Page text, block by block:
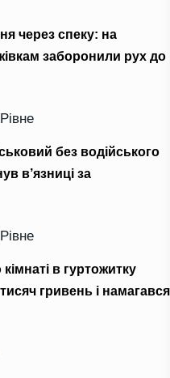
через спеку: на
заборонили рух до
без водійського
в’язниці за
в гуртожитку
гривень і намагався